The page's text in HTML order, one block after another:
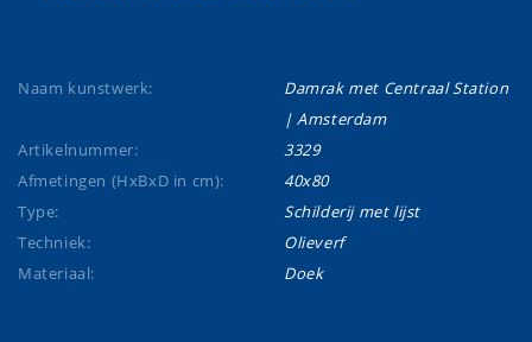
Naam kunstwerk:
Damrak met Centraal Station
| Amsterdam
Artikelnummer:
3329
Afmetingen (HxBxD in cm):
40x80
Type:
Schilderij met lijst
Techniek:
Olieverf
Materiaal:
Doek